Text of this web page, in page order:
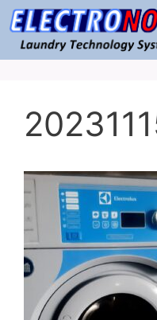
Μετάβαση
σε
περιεχόμενο